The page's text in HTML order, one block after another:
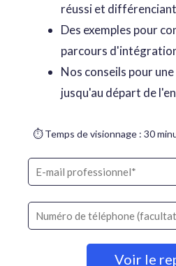
réussi et différenciant
Des exemples pour
parcours
Nos conseils pour
jusqu'au départ de
⏱ Temps de visionnage : 30